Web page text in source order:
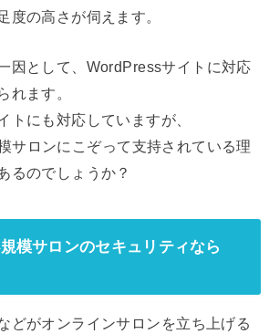
度の高さが伺えます。
因として、WordPressサイトに対応
れます。
トにも対応していますが、
サロンにこぞって支持されている理
るのでしょうか？
模サロンのセキュリティなら
どがオンラインサロンを立ち上げる